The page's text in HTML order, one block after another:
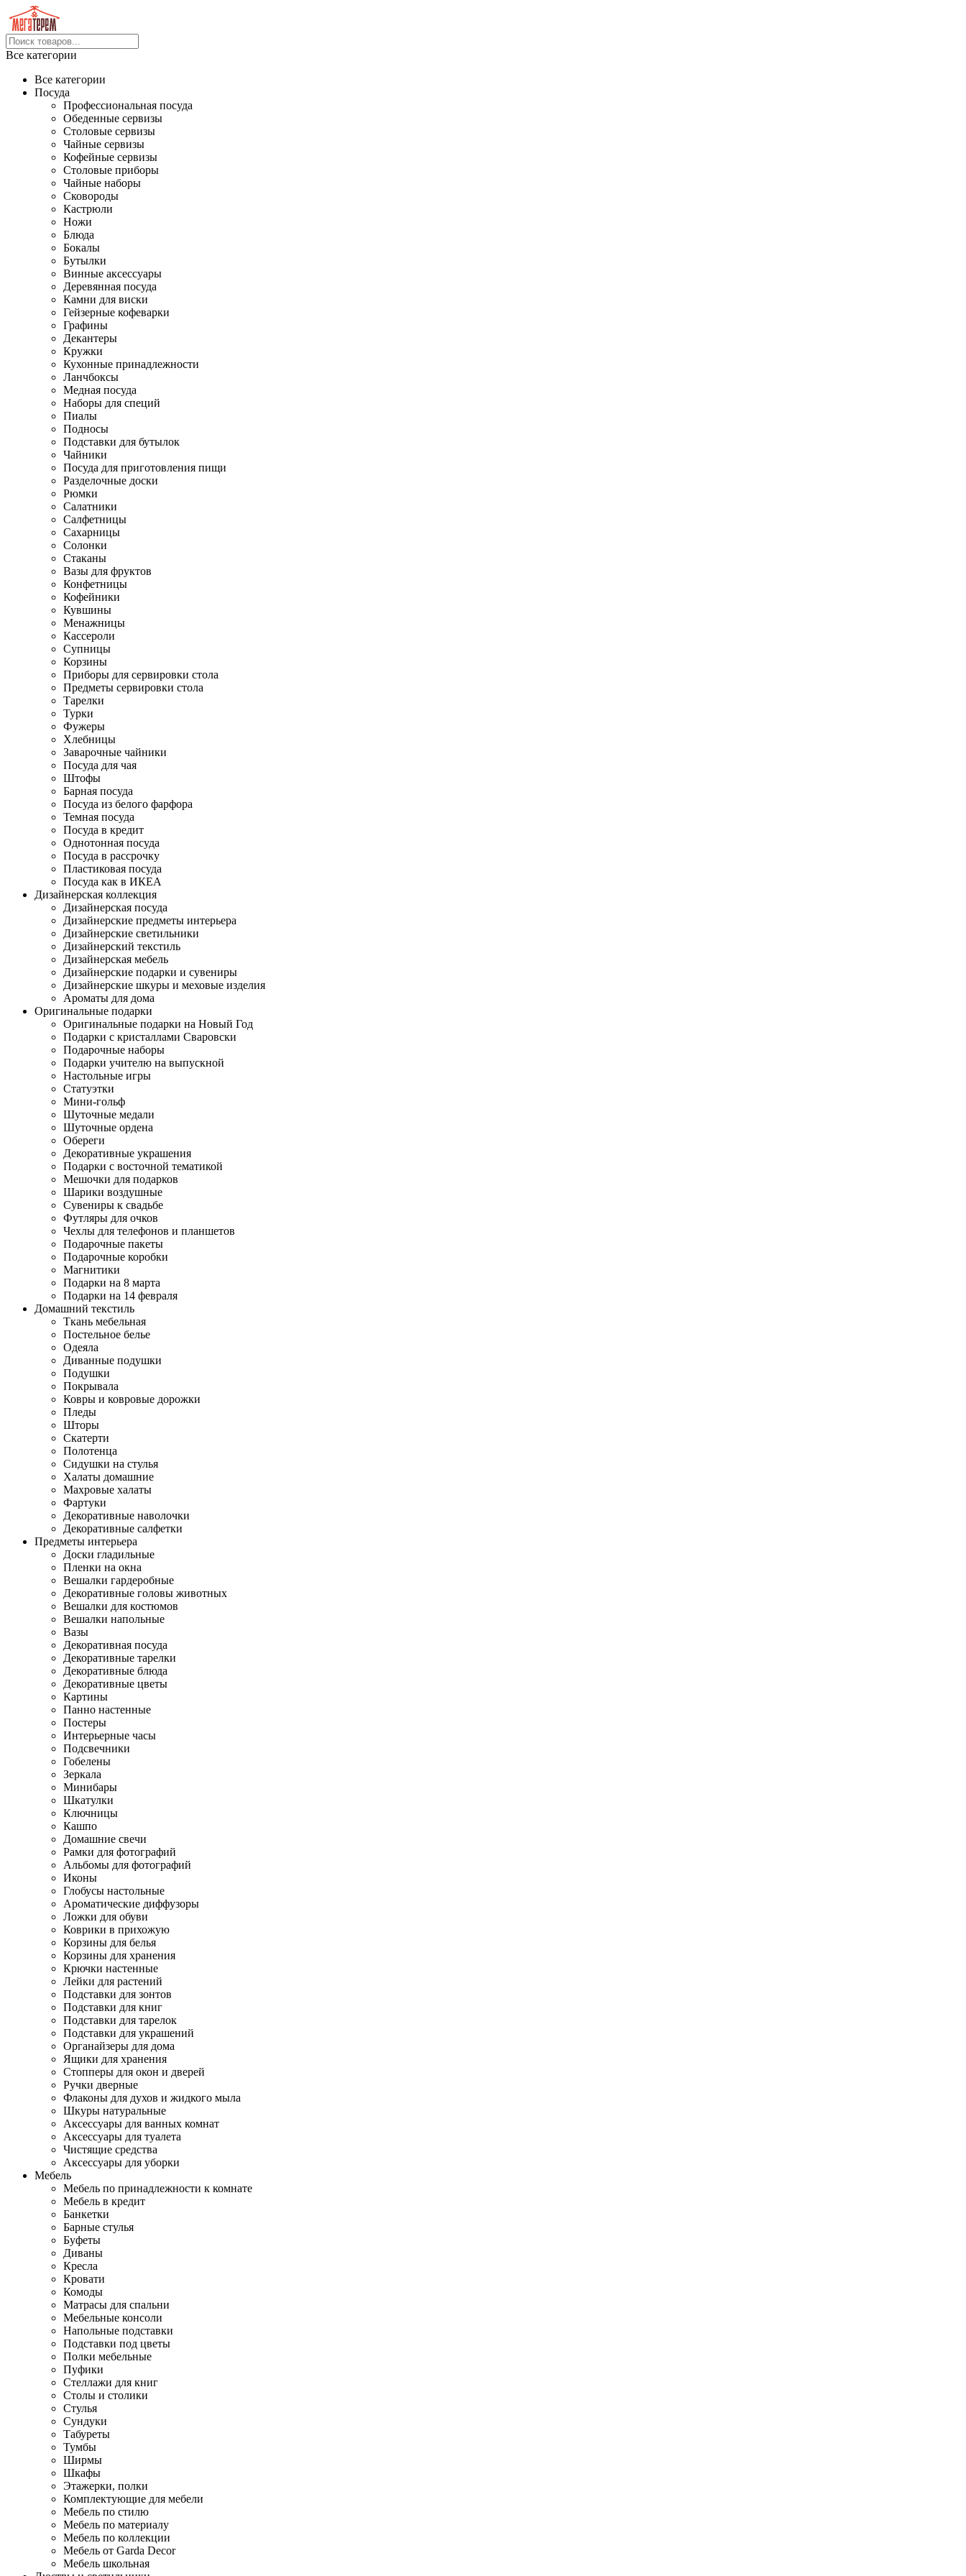
Все категории
Все категории
Посуда
Профессиональная посуда
Обеденные сервизы
Столовые сервизы
Чайные сервизы
Кофейные сервизы
Столовые приборы
Чайные наборы
Сковороды
Кастрюли
Ножи
Блюда
Бокалы
Бутылки
Винные аксессуары
Деревянная посуда
Камни для виски
Гейзерные кофеварки
Графины
Декантеры
Кружки
Кухонные принадлежности
Ланчбоксы
Медная посуда
Наборы для специй
Пиалы
Подносы
Подставки для бутылок
Чайники
Посуда для приготовления пищи
Разделочные доски
Рюмки
Салатники
Салфетницы
Сахарницы
Солонки
Стаканы
Вазы для фруктов
Конфетницы
Кофейники
Кувшины
Менажницы
Кассероли
Супницы
Корзины
Приборы для сервировки стола
Предметы сервировки стола
Тарелки
Турки
Фужеры
Хлебницы
Заварочные чайники
Посуда для чая
Штофы
Барная посуда
Посуда из белого фарфора
Темная посуда
Посуда в кредит
Однотонная посуда
Посуда в рассрочку
Пластиковая посуда
Посуда как в ИКЕА
Дизайнерская коллекция
Дизайнерская посуда
Дизайнерские предметы интерьера
Дизайнерские светильники
Дизайнерский текстиль
Дизайнерская мебель
Дизайнерские подарки и сувениры
Дизайнерские шкуры и меховые изделия
Ароматы для дома
Оригинальные подарки
Оригинальные подарки на Новый Год
Подарки с кристаллами Сваровски
Подарочные наборы
Подарки учителю на выпускной
Настольные игры
Статуэтки
Мини-гольф
Шуточные медали
Шуточные ордена
Обереги
Декоративные украшения
Подарки с восточной тематикой
Мешочки для подарков
Шарики воздушные
Сувениры к свадьбе
Футляры для очков
Чехлы для телефонов и планшетов
Подарочные пакеты
Подарочные коробки
Магнитики
Подарки на 8 марта
Подарки на 14 февраля
Домашний текстиль
Ткань мебельная
Постельное белье
Одеяла
Диванные подушки
Подушки
Покрывала
Ковры и ковровые дорожки
Пледы
Шторы
Скатерти
Полотенца
Сидушки на стулья
Халаты домашние
Махровые халаты
Фартуки
Декоративные наволочки
Декоративные салфетки
Предметы интерьера
Доски гладильные
Пленки на окна
Вешалки гардеробные
Декоративные головы животных
Вешалки для костюмов
Вешалки напольные
Вазы
Декоративная посуда
Декоративные тарелки
Декоративные блюда
Декоративные цветы
Картины
Панно настенные
Постеры
Интерьерные часы
Подсвечники
Гобелены
Зеркала
Минибары
Шкатулки
Ключницы
Кашпо
Домашние свечи
Рамки для фотографий
Альбомы для фотографий
Иконы
Глобусы настольные
Ароматические диффузоры
Ложки для обуви
Коврики в прихожую
Корзины для белья
Корзины для хранения
Крючки настенные
Лейки для растений
Подставки для зонтов
Подставки для книг
Подставки для тарелок
Подставки для украшений
Органайзеры для дома
Ящики для хранения
Стопперы для окон и дверей
Ручки дверные
Флаконы для духов и жидкого мыла
Шкуры натуральные
Аксессуары для ванных комнат
Аксессуары для туалета
Чистящие средства
Аксессуары для уборки
Мебель
Мебель по принадлежности к комнате
Мебель в кредит
Банкетки
Барные стулья
Буфеты
Диваны
Кресла
Кровати
Комоды
Матрасы для спальни
Мебельные консоли
Напольные подставки
Подставки под цветы
Полки мебельные
Пуфики
Стеллажи для книг
Столы и столики
Стулья
Сундуки
Табуреты
Тумбы
Ширмы
Шкафы
Этажерки, полки
Комплектующие для мебели
Мебель по стилю
Мебель по материалу
Мебель по коллекции
Мебель от Garda Decor
Мебель школьная